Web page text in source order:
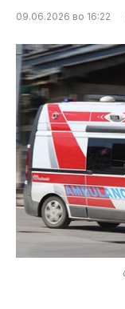
09.06.2026 во 16:22